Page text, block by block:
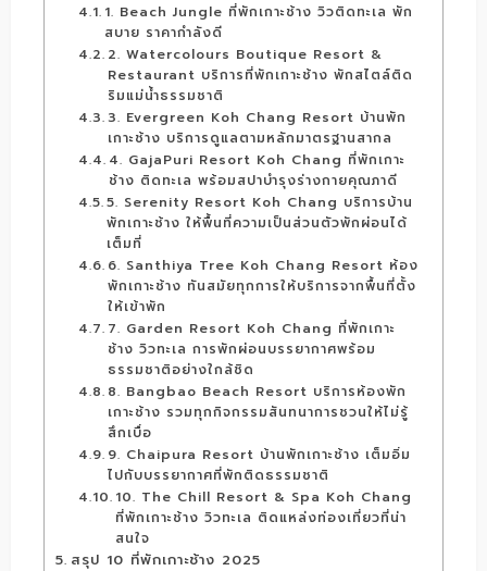
1. Beach Jungle ที่พักเกาะช้าง วิวติดทะเล พัก
สบาย ราคากำลังดี
2. Watercolours Boutique Resort &
Restaurant บริการที่พักเกาะช้าง พักสไตล์ติด
ริมแม่น้ำธรรมชาติ
3. Evergreen Koh Chang Resort บ้านพัก
เกาะช้าง บริการดูแลตามหลักมาตรฐานสากล
4. GajaPuri Resort Koh Chang ที่พักเกาะ
ช้าง ติดทะเล พร้อมสปาบำรุงร่างกายคุณภาดี
5. Serenity Resort Koh Chang บริการบ้าน
พักเกาะช้าง ให้พื้นที่ความเป็นส่วนตัวพักผ่อนได้
เต็มที่
6. Santhiya Tree Koh Chang Resort ห้อง
พักเกาะช้าง ทันสมัยทุกการให้บริการจากพื้นที่ตั้ง
ให้เข้าพัก
7. Garden Resort Koh Chang ที่พักเกาะ
ช้าง วิวทะเล การพักผ่อนบรรยากาศพร้อม
ธรรมชาติอย่างใกล้ชิด
8. Bangbao Beach Resort บริการห้องพัก
เกาะช้าง รวมทุกกิจกรรมสันทนาการชวนให้ไม่รู้
สึกเบื่อ
9. Chaipura Resort บ้านพักเกาะช้าง เต็มอิ่ม
ไปกับบรรยากาศที่พักติดธรรมชาติ
10. The Chill Resort & Spa Koh Chang
ที่พักเกาะช้าง วิวทะเล ติดแหล่งท่องเที่ยวที่น่า
สนใจ
สรุป 10 ที่พักเกาะช้าง 2025